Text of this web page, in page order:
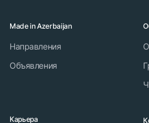
Made in Azerbaijan
Направления
Объявления
Карьера